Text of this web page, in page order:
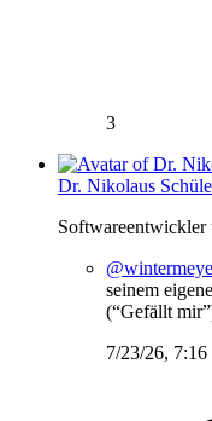
3
Dr. Nikolaus
Softwareentwickler
seinem
(“Gefällt
7/23/26,